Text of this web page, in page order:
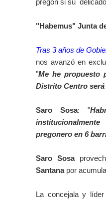
pregón si su
"Habemus" Junta
Tras 3 años de
nos avanzó en
"Me he propuesto
Distrito Centro
Saro Sosa: "
pregonero en 6
Saro Sosa
Santanapor
La concejala y líder